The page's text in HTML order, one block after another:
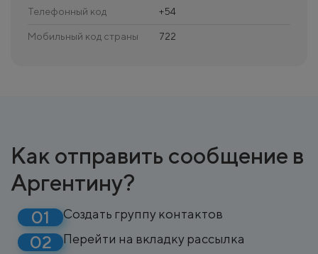
Телефонный код +54
Мобильный код страны 722
Как отправить сообщение в
Аргентину?
Создать группу контактов
Перейти на вкладку рассылка